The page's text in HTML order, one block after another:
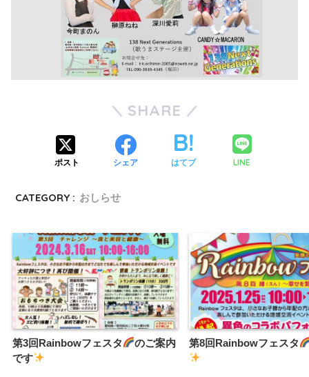
SHARE
ポスト シェア はてブ LINE
CATEGORY : おしらせ
第3回Rainbowフェスタ
のご案内
です
第8回Rainbowフェスタ